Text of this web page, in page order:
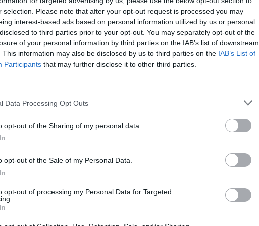
selection. Please note that after your opt-out request is processed you may
interest-based ads based on personal information utilized by us or personal
to third parties prior to your opt-out. You may separately opt-out of the
of your personal information by third parties on the IAB’s list of downstream
This information may also be disclosed by us to third parties on the IAB’s List of
Participants that may further disclose it to other third parties.
Data Processing Opt Outs
opt-out of the Sharing of my personal data.
opt-out of the Sale of my Personal Data.
opt-out of processing my Personal Data for Targeted
Tor Atle Kleven from Trondheim, Norway – Justyna Kowalczyk: Winner